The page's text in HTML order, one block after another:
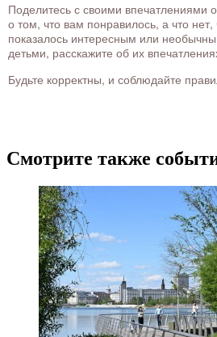
Поделитесь с своими впечатлениями
о том, что вам понравилось, а что
показалось интересным или
детьми, расскажите об их
Будьте корректны, и соблюдайте
Смотрите также